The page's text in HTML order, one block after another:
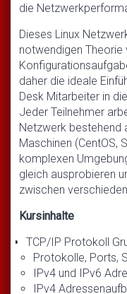
die
Dieses Linux
notwendigen Theorie
daher die ideale
Desk Mitarbeiter in
Jeder Teilnehmer
Netzwerk bestehend
Maschinen (CentOS,
komplexen
gleich ausprobieren
zwischen
Kursinhalte
TCP/IP Protokoll
Protokolle, Ports,
IPv4 und IPv6
IPv4